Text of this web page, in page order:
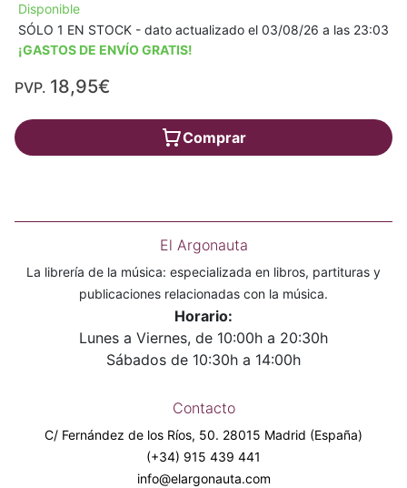
Disponible
SÓLO 1 EN STOCK - dato actualizado el 03/08/26 a las 23:03
¡GASTOS DE ENVÍO GRATIS!
PVP. 18,95€
Comprar
El Argonauta
La librería de la música: especializada en libros, partituras y
publicaciones relacionadas con la música.
Horario:
Lunes a Viernes, de 10:00h a 20:30h
Sábados de 10:30h a 14:00h
Contacto
C/ Fernández de los Ríos, 50. 28015 Madrid (España)
(+34) 915 439 441
info@elargonauta.com